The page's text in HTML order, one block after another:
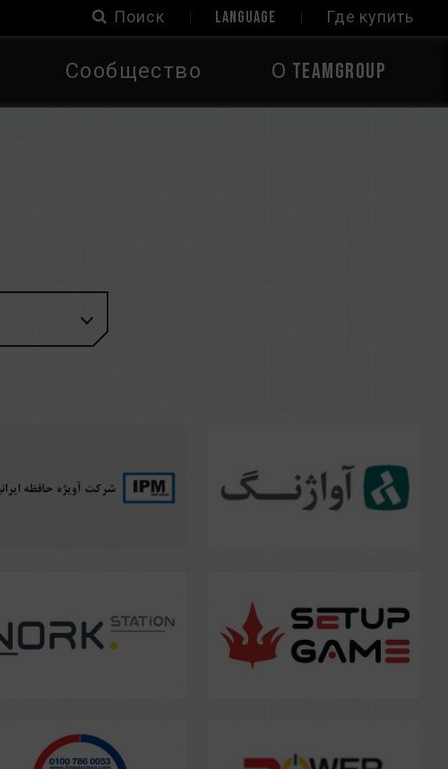
Поиск LANGUAGE Где купить
Сообщество О TEAMGROUP